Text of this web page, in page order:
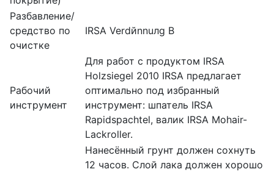
Разбавление/
средство по
очистке
IRSA Verdйnnuлg В
Рабочий
инструмент
Для работ с продуктом IRSA
Holzsiegel 2010 IRSA предлагает
оптимально под избранный
инструмент: шпатель IRSA
Rapidspachtel, валик IRSA Mohair-
Lackroller.
Нанесённый грунт должен сохнуть
12 часов. Слой лака должен хорошо